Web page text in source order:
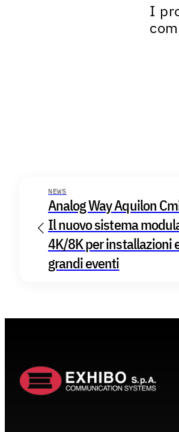
I
NEWS
Analog Way Aquilon
Il nuovo sistema
4K/8K per installazioni
grandi eventi